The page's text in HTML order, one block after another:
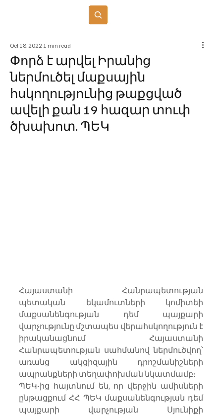
Փորձ է արվել Իրանից
ներմուծել մաքսային
հսկողությունից թաքցված
ավելի քան 19 հազար տուփ
ծխախոտ. ՊԵԿ
Oct 18, 2022 1 min read
Հայաստանի Հանրապետության
պետական եկամուտների կոմիտեի
մաքսանենգության դեմ պայքարի
վարչությունը մշտապես վերահսկողություն է
իրականացնում Հայաստանի
Հանրապետության սահմանով ներմուծվող՝
առանց ակցիզային դրոշմանիշների
ապրանքների տեղափոխման նկատմամբ։
ՊԵԿ-ից հայտնում են, որ վերջին ամիսների
ընթացքում ՀՀ ՊԵԿ մաքսանենգության դեմ
պայքարի վարչության Սյունիքի